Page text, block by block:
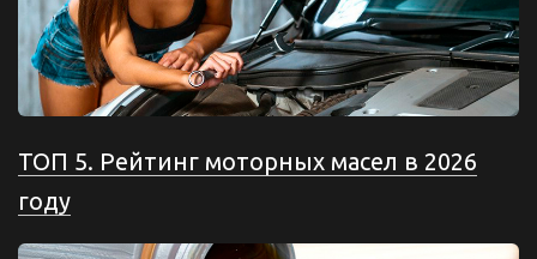
ТОП 5. Рейтинг моторных масел в 2026
году